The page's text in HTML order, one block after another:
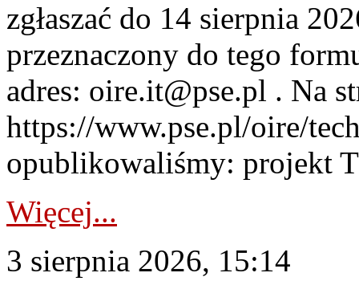
zgłaszać do 14 sierpnia
przeznaczony do tego
adres: oire.it@pse.pl . Na
https://www.pse.pl/oire/
opublikowaliśmy: projekt
Więcej...
3 sierpnia 2026, 15:14